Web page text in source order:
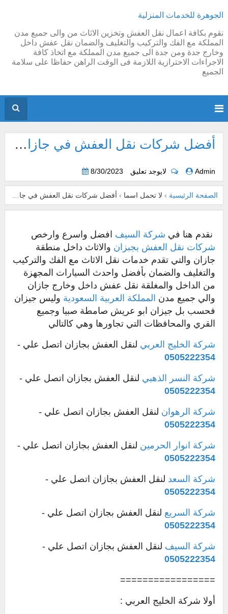
الجوهرة للخدمات المنزلية
نقوم بكافة اعمال نقل العفش وتخزين الاثاث من والى جميع مدن
المملكة مع الفك والتركيب والتغليف والضمان نقل عفش داخل
وخارج جدة ومن جدة الى جميع مدن المملكة مع اتخاذ كافة
الاجراءات الاحترازية اللازمة فى الوقت الراهن حفاظا على سلامة
الجميع
أفضل شركات نقل العفش في جازان دليلك لنقل الاثاث في جيزان alsaif.co.uk
Admin لايوجد تعليق 8/30/2023
الصفحة الرئيسية › لا تحمل اسما › أفضل شركات نقل العفش في جازان دليلك لنقل الاثاث في جيزان alsaif.co.uk
نقدم هنا في شركة السيف افضل واسرع وارخص
شركات نقل العفش بجبزان والاثاث داخل منطقة
جازان والتي تقدم خدمات نقل الاثاث مع الفك والتركيب
والتغليف والضمان بأفضل واحدث السيارات المجهزة
من الداخل والمغلقة نقل عفش داخل وخارج جازان
والي جميع مدن المملكة العربية السعودية وليس جيزان
فحسب بل جيزان ابو عريش صامطة صبيا وجميع
القري والمحافظات التي تجاورها وهي كالتالي
شركة الخليج العربي لنقل العفش بجازان اتصل علي -
0505222354
شركة النسر الذهبي لنقل العفش بجازان اتصل علي -
0505222354
شركة الرهوان لنقل العفش بجازان اتصل علي -
0505222354
شركة انوار الحرمين لنقل العفش بجازان اتصل علي -
0505222354
شركة السعد لنقل العفش بجازان اتصل علي -
0505222354
شركة السريع لنقل العفش بجازان اتصل علي -
0505222354
شركة السيف لنقل العفش بجازان اتصل علي -
0505222354
=================
أولا شركة الخليج العربي :